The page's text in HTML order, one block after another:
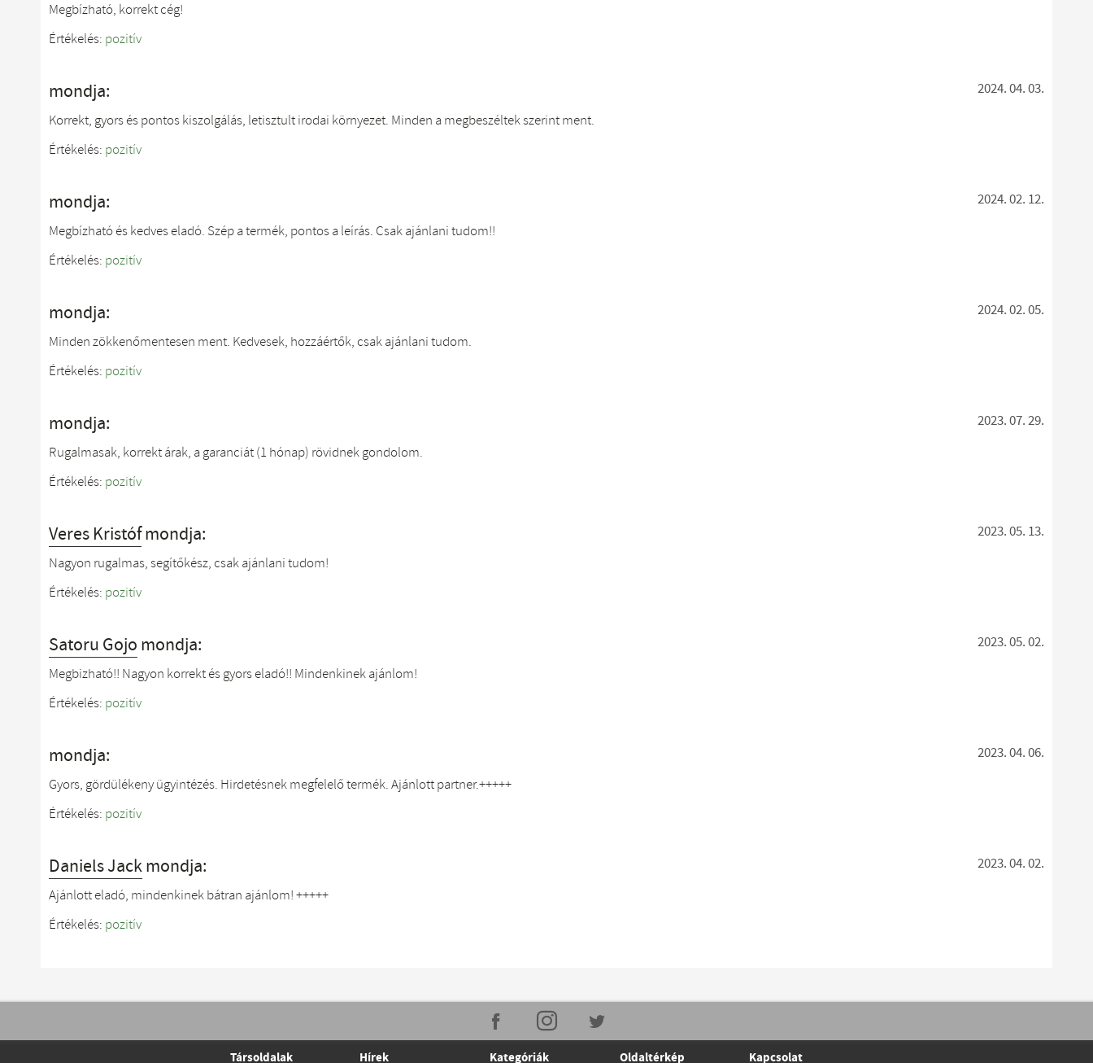
Megbízható, korrekt cég!
Értékelés: pozitív
mondja: 2024. 04. 03.
Korrekt, gyors és pontos kiszolgálás, letisztult irodai környezet. Minden a megbeszéltek szerint ment.
Értékelés: pozitív
mondja: 2024. 02. 12.
Megbízható és kedves eladó. Szép a termék, pontos a leírás. Csak ajánlani tudom!!
Értékelés: pozitív
mondja: 2024. 02. 05.
Minden zökkenőmentesen ment. Kedvesek, hozzáértők, csak ajánlani tudom.
Értékelés: pozitív
mondja: 2023. 07. 29.
Rugalmasak, korrekt árak, a garanciát (1 hónap) rövidnek gondolom.
Értékelés: pozitív
Veres Kristófmondja: 2023. 05. 13.
Nagyon rugalmas, segítőkész, csak ajánlani tudom!
Értékelés: pozitív
Satoru Gojo mondja: 2023. 05. 02.
Megbizható!! Nagyon korrekt és gyors eladó!! Mindenkinek ajánlom!
Értékelés: pozitív
mondja: 2023. 04. 06.
Gyors, gördülékeny ügyintézés. Hirdetésnek megfelelő termék. Ajánlott partner.+++++
Értékelés: pozitív
Daniels Jackmondja: 2023. 04. 02.
Ajánlott eladó, mindenkinek bátran ajánlom! +++++
Értékelés: pozitív
Társoldalak Hírek Kategóriák Oldaltérkép Kapcsolat